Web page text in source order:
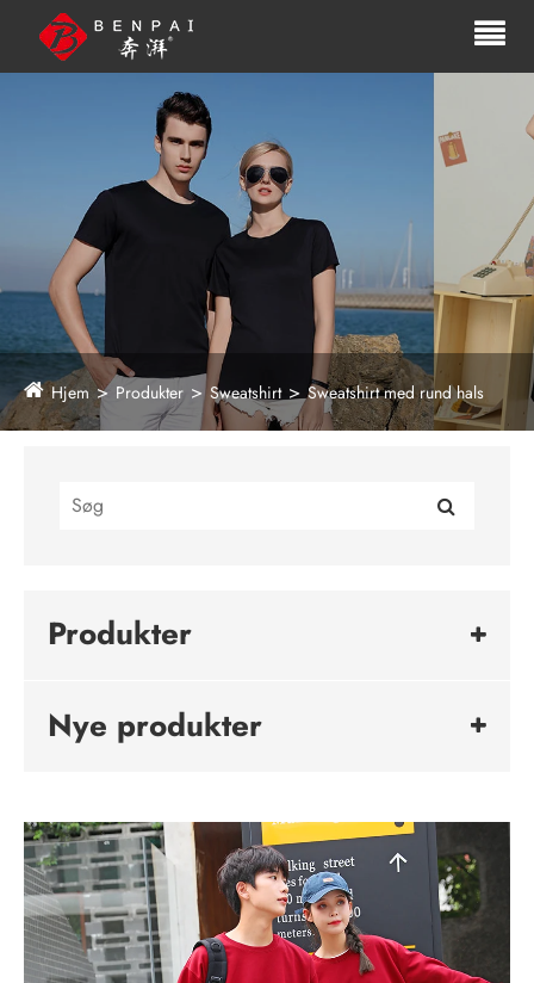
Hjem Produkter Sweatshirt Sweatshirt med rund hals
Produkter
Nye produkter